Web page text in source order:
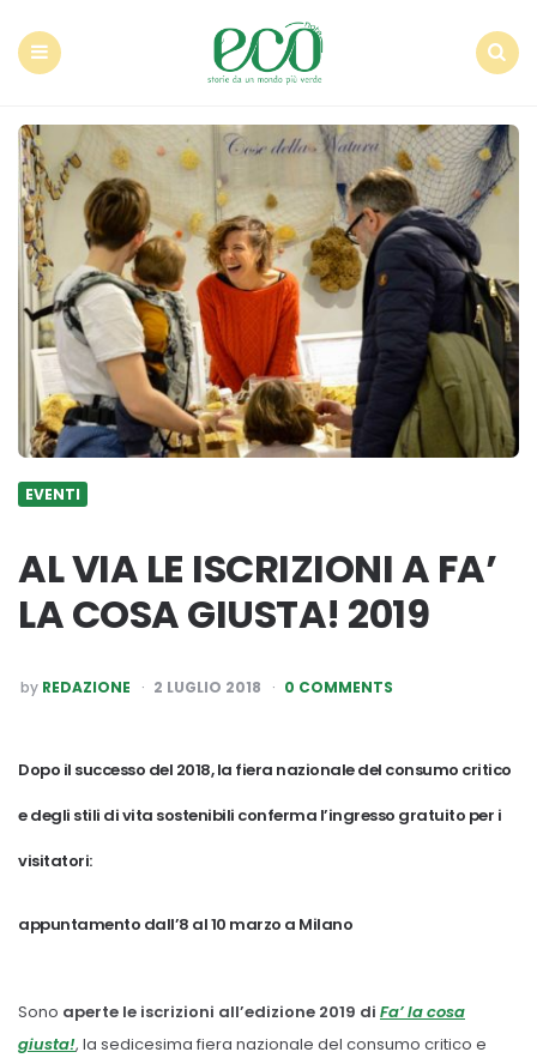
EVENTI
AL VIA LE ISCRIZIONI A FA’
LA COSA GIUSTA! 2019
POSTED
BY
by REDAZIONE 2 LUGLIO 2018 0 COMMENTS
Dopo il successo del 2018, la fiera nazionale del consumo critico
e degli stili di vita sostenibili conferma l’ingresso gratuito per i
visitatori:
appuntamento dall’8 al 10 marzo a Milano
Sono aperte le iscrizioni all’edizione 2019 di Fa’ la cosa
giusta!, la sedicesima fiera nazionale del consumo critico e